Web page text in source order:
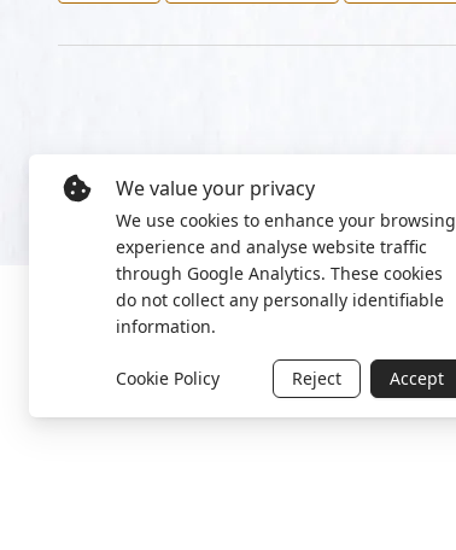
We value your privacy
We use cookies to enhance your browsing
experience and analyse website traffic
through Google Analytics. These cookies
do not collect any personally identifiable
information.
Cookie Policy Reject Accept